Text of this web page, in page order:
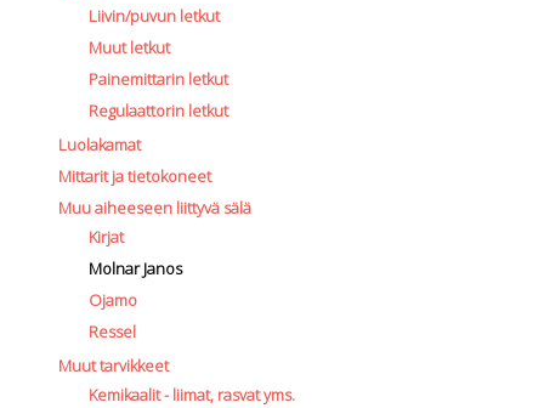
Liivin/puvun letkut
Muut letkut
Painemittarin letkut
Regulaattorin letkut
Luolakamat
Mittarit ja tietokoneet
Muu aiheeseen liittyvä sälä
Kirjat
Molnar Janos
Ojamo
Ressel
Muut tarvikkeet
Kemikaalit - liimat, rasvat yms.